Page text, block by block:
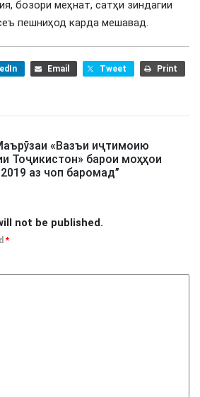
бозори меҳнат, сатҳи зиндагии
пешниҳод карда мешавад.
Email Tweet Print
«Вазъи иҷтимоию
Тоҷикистон» барои моҳҳои
аз чоп баромад”
not be published.
*